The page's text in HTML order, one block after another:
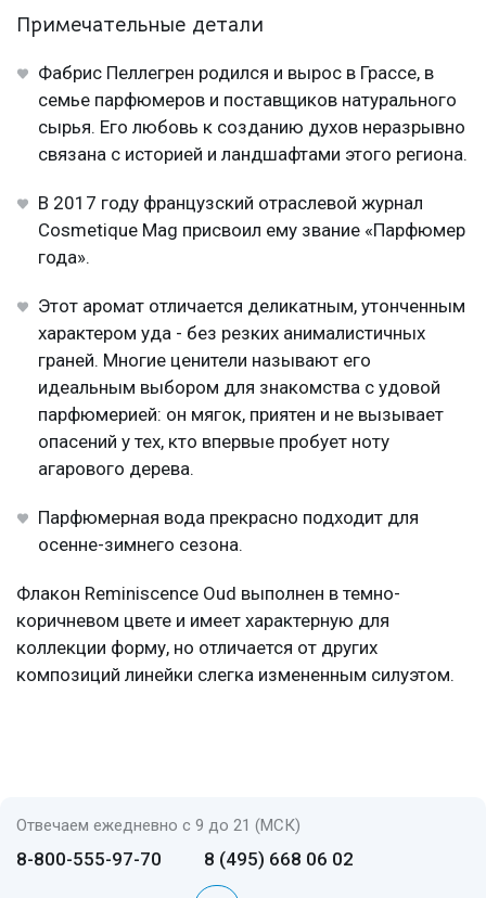
Примечательные детали
Фабрис Пеллегрен родился и вырос в Грассе, в
семье парфюмеров и поставщиков натурального
сырья. Его любовь к созданию духов неразрывно
связана с историей и ландшафтами этого региона.
В 2017 году французский отраслевой журнал
Cosmetique Mag присвоил ему звание «Парфюмер
года».
Этот аромат отличается деликатным, утонченным
характером уда - без резких анималистичных
граней. Многие ценители называют его
идеальным выбором для знакомства с удовой
парфюмерией: он мягок, приятен и не вызывает
опасений у тех, кто впервые пробует ноту
агарового дерева.
Парфюмерная вода прекрасно подходит для
осенне-зимнего сезона.
Флакон Reminiscence Oud выполнен в темно-
коричневом цвете и имеет характерную для
коллекции форму, но отличается от других
композиций линейки слегка измененным силуэтом.
Отвечаем ежедневно с 9 до 21 (МСК)
8-800-555-97-70 8 (495) 668 06 02